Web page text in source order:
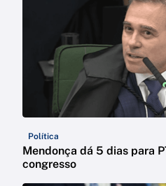
Política
Mendonça dá 5 dias para
congresso